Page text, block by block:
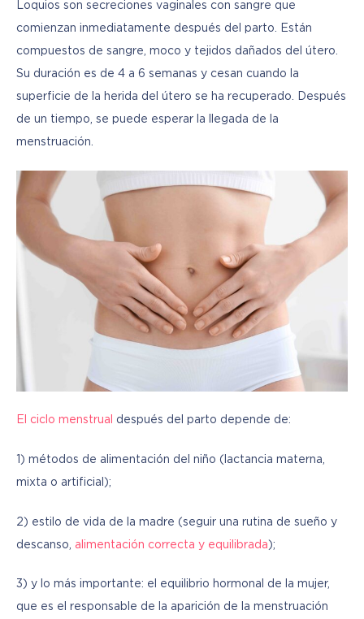
Loquios son secreciones vaginales con sangre que
comienzan inmediatamente después del parto. Están
compuestos de sangre, moco y tejidos dañados del útero.
Su duración es de 4 a 6 semanas y cesan cuando la
superficie de la herida del útero se ha recuperado. Después
de un tiempo, se puede esperar la llegada de la
menstruación.
El ciclo menstrual después del parto depende de:
1) métodos de alimentación del niño (lactancia materna,
mixta o artificial);
2) estilo de vida de la madre (seguir una rutina de sueño y
descanso, alimentación correcta y equilibrada );
3) y lo más importante: el equilibrio hormonal de la mujer,
que es el responsable de la aparición de la menstruación